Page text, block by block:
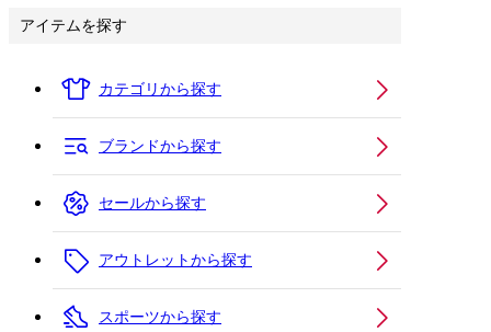
アイテムを探す
カテゴリから探す
ブランドから探す
セールから探す
アウトレットから探す
スポーツから探す